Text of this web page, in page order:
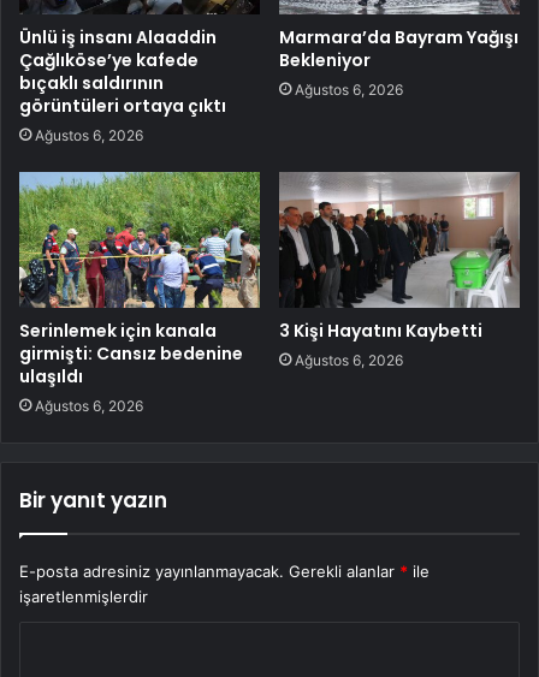
Ünlü iş insanı Alaaddin
Çağlıköse’ye kafede
bıçaklı saldırının
görüntüleri ortaya çıktı
Ağustos 6, 2026
Marmara’da Bayram Yağışı
Bekleniyor
Ağustos 6, 2026
Serinlemek için kanala
girmişti: Cansız bedenine
ulaşıldı
Ağustos 6, 2026
3 Kişi Hayatını Kaybetti
Ağustos 6, 2026
Bir yanıt yazın
E-posta adresiniz yayınlanmayacak. Gerekli alanlar * ile
işaretlenmişlerdir